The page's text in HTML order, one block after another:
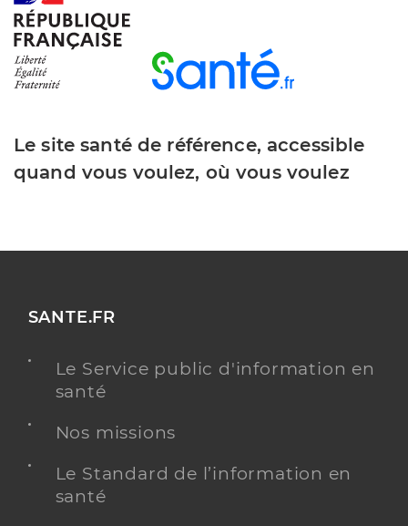
Le site santé de référence, accessible
quand vous voulez, où vous voulez
SANTE.FR
Le Service public d'information en
santé
Nos missions
Le Standard de l’information en
santé